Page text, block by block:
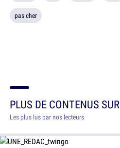
pas cher
PLUS DE CONTENUS SUR
Les plus lus par nos lecteurs